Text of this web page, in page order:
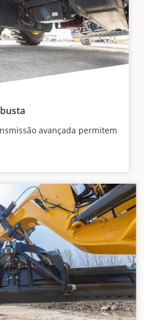
avançada permitem